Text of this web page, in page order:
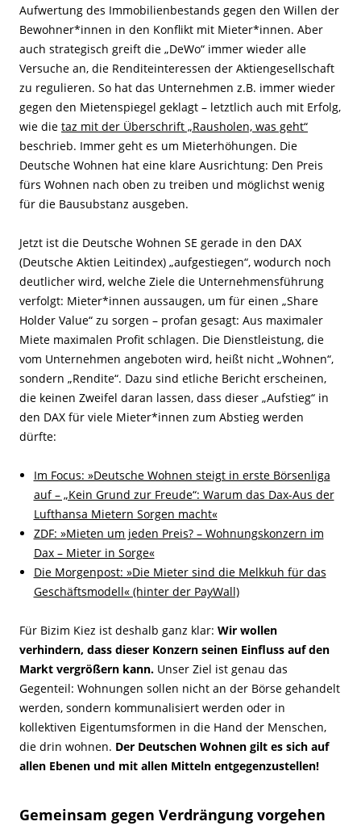
Aufwertung des Immobilienbestands gegen den Willen der
Bewohner*innen in den Konflikt mit Mieter*innen. Aber
auch strategisch greift die „DeWo“ immer wieder alle
Versuche an, die Renditeinteressen der Aktiengesellschaft
zu regulieren. So hat das Unternehmen z.B. immer wieder
gegen den Mietenspiegel geklagt – letztlich auch mit Erfolg,
wie die taz mit der Überschrift „Rausholen, was geht“
beschrieb. Immer geht es um Mieterhöhungen. Die
Deutsche Wohnen hat eine klare Ausrichtung: Den Preis
fürs Wohnen nach oben zu treiben und möglichst wenig
für die Bausubstanz ausgeben.
Jetzt ist die Deutsche Wohnen SE gerade in den DAX
(Deutsche Aktien Leitindex) „aufgestiegen“, wodurch noch
deutlicher wird, welche Ziele die Unternehmensführung
verfolgt: Mieter*innen aussaugen, um für einen „Share
Holder Value“ zu sorgen – profan gesagt: Aus maximaler
Miete maximalen Profit schlagen. Die Dienstleistung, die
vom Unternehmen angeboten wird, heißt nicht „Wohnen“,
sondern „Rendite“. Dazu sind etliche Bericht erscheinen,
die keinen Zweifel daran lassen, dass dieser „Aufstieg“ in
den DAX für viele Mieter*innen zum Abstieg werden
dürfte:
Im Focus: »Deutsche Wohnen steigt in erste Börsenliga
auf – „Kein Grund zur Freude“: Warum das Dax-Aus der
Lufthansa Mietern Sorgen macht«
ZDF: »Mieten um jeden Preis? – Wohnungskonzern im
Dax – Mieter in Sorge«
Die Morgenpost: »Die Mieter sind die Melkkuh für das
Geschäftsmodell« (hinter der PayWall)
Für Bizim Kiez ist deshalb ganz klar: Wir wollen
verhindern, dass dieser Konzern seinen Einfluss auf den
Markt vergrößern kann. Unser Ziel ist genau das
Gegenteil: Wohnungen sollen nicht an der Börse gehandelt
werden, sondern kommunalisiert werden oder in
kollektiven Eigentumsformen in die Hand der Menschen,
die drin wohnen. Der Deutschen Wohnen gilt es sich auf
allen Ebenen und mit allen Mitteln entgegenzustellen!
Gemeinsam gegen Verdrängung vorgehen